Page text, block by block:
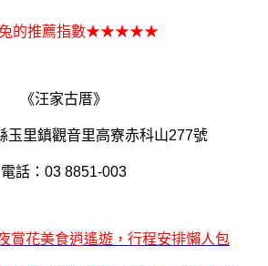
兔的推薦指數★★★★★
《汪家古厝》
玉里鎮觀音里高寮赤科山277號
電話：03 8851-003
賞花美食逍遙遊，行程安排懶人包